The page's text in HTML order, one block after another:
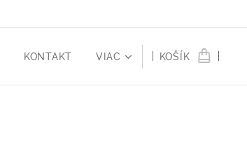
KONTAKT VIAC KOŠÍK